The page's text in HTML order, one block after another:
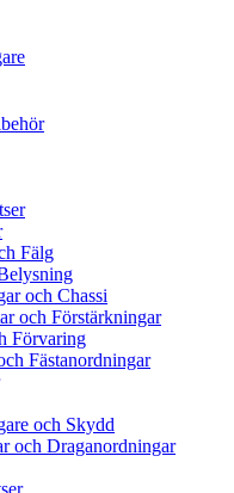
Fälg
och Chassi
och Förstärkningar
Förvaring
Fästanordningar
och Skydd
och Draganordningar